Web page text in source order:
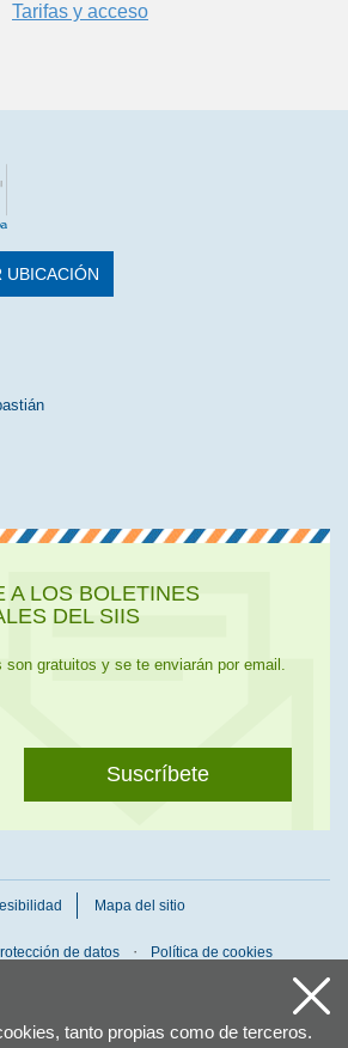
tanto propias como de terceros.
Tarifas y acceso
UBICACIÓN
A LOS BOLETINES
DEL SIIS
son gratuitos y se te enviarán por email.
Suscríbete
Mapa del sitio
de datos Política de cookies